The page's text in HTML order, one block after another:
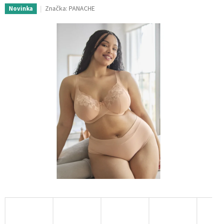
Novinka Značka: PANACHE